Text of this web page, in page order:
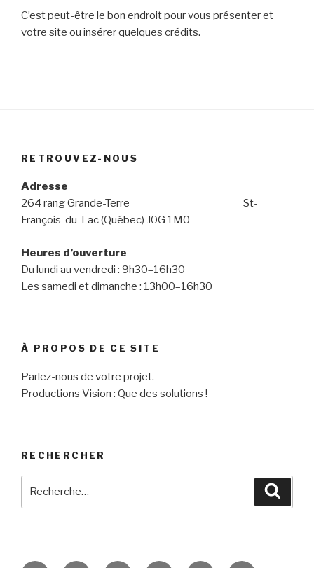
C’est peut-être le bon endroit pour vous présenter et
votre site ou insérer quelques crédits.
RETROUVEZ-NOUS
Adresse
264 rang Grande-Terre St-
François-du-Lac (Québec) J0G 1M0
Heures d’ouverture
Du lundi au vendredi : 9h30–16h30
Les samedi et dimanche : 13h00–16h30
À PROPOS DE CE SITE
Parlez-nous de votre projet.
Productions Vision : Que des solutions !
RECHERCHER